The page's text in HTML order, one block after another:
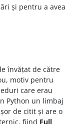
și pentru a avea
învățat de către
motiv pentru
care erau
Python un limbaj
de citit și are o
fiind Full